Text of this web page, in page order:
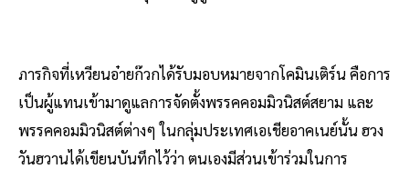
ภารกิจที่เหวียนอ๋ายก๊วกได้รับมอบหมายจากโคมินเติร์น คือการ
เป็นผู้แทนเข้ามาดูแลการจัดตั้งพรรคคอมมิวนิสต์สยาม และ
พรรคคอมมิวนิสต์ต่างๆ ในกลุ่มประเทศเอเชียอาคเนย์นั้น ฮวง
วันฮวานได้เขียนบันทึกไว้ว่า ตนเองมีส่วนเข้าร่วมในการ